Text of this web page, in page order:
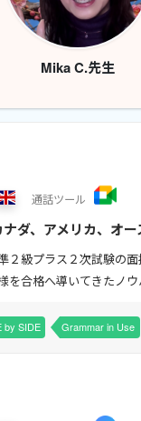
Mika C.先生
通話ツール
ダ、アメリカ、オ
） ↓今年の目標とし
２級プラス２次試験
を合格へ導いてきたノ
by SIDE Grammar in Use